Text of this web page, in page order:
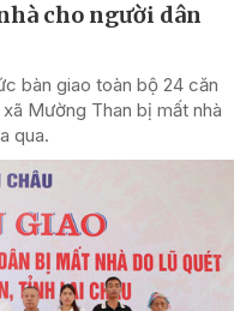
cho người dân
bàn giao toàn bộ 24 căn
Mường Than bị mất nhà
qua.